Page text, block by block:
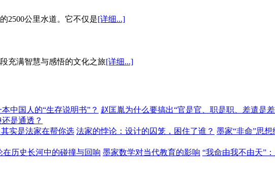
2500公里水道。它不仅是[详细...]
充满智慧与感悟的文化之旅[详细...]
中国人的“生存说明书”？ 赵匡胤为什么要搞出“官是官、职是职、差遣是
是通透？
实是法家在帮你选 法家的悖论：设计的囚笼，困住了谁？ 墨家“非命”思
在历史长河中的碰撞与回响 墨家数学对当代教育的影响 “我命由我不由天”